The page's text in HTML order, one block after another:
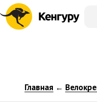
Главная ←